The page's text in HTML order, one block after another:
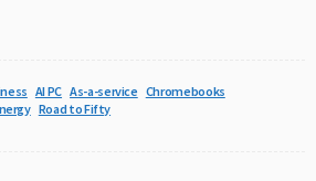
AI PC As-a-service Chromebooks
Road to Fifty